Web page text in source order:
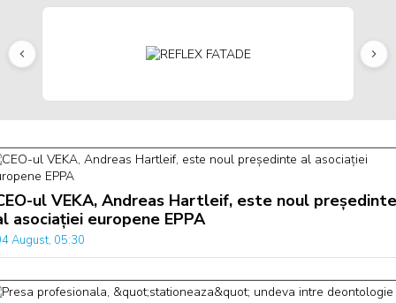
ul VEKA, Andreas Hartleif, este noul președinte
asociației europene EPPA
August, 05:30